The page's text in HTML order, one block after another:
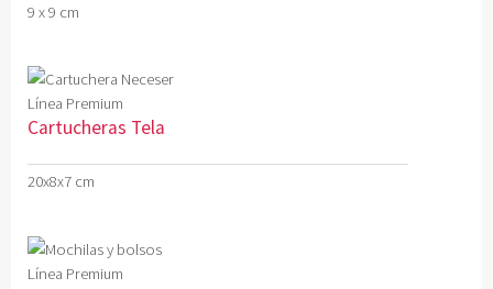
9 x 9 cm
Línea Premium
Cartucheras Tela
20x8x7 cm
Línea Premium